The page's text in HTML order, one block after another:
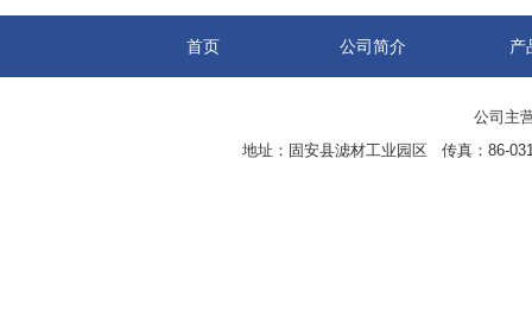
首页 公司简介 产
公司主
地址：固安县滤材工业园区 传真：86-